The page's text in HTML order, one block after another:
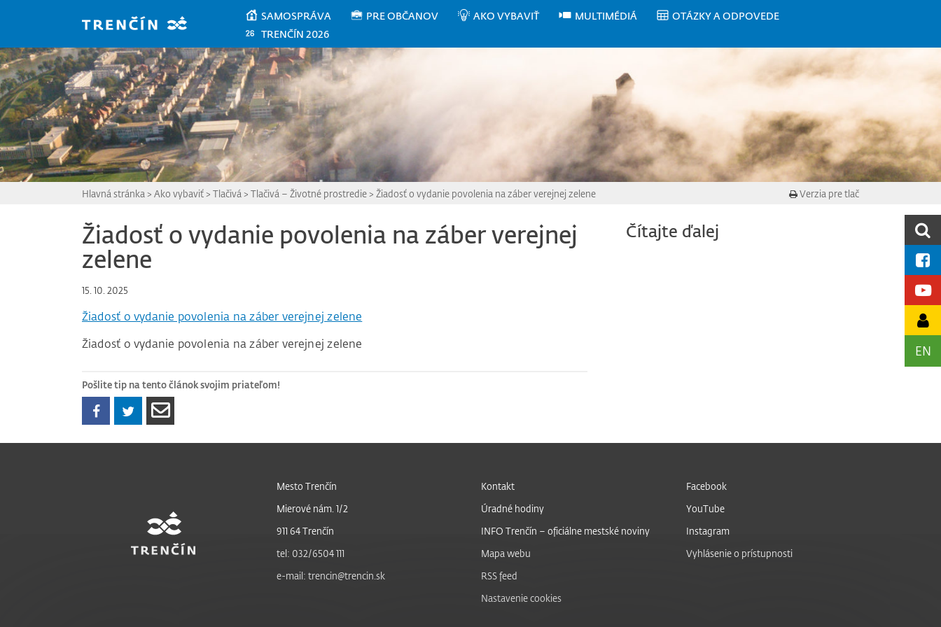
SAMOSPRÁVA PRE OBČANOV AKO VYBAVIŤ MULTIMÉDIÁ
OTÁZKY A ODPOVEDE
TRENČÍN 2026
EN
Hlavná stránka > Ako vybaviť> Tlačivá > Tlačivá – Životné prostredie> Žiadosť o vydanie povolenia na záber verejnej zelene Verzia pre tlač
Žiadosť o vydanie povolenia na záber verejnej
zelene
15. 10. 2025
Žiadosť o vydanie povolenia na záber verejnej zelene
Žiadosť o vydanie povolenia na záber verejnej zelene
Pošlite tip na tento článok svojim priateľom!
Čítajte ďalej
Mesto Trenčín
Mierové nám. 1/2
911 64 Trenčín
tel: 032/6504 111
e-mail: trencin@trencin.sk
Kontakt
Úradné hodiny
INFO Trenčín – oficiálne mestské noviny
Mapa webu
RSS feed
Nastavenie cookies
Facebook
YouTube
Instagram
Vyhlásenie o prístupnosti